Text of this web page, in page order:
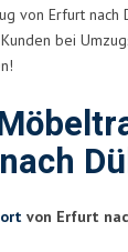
von Erfurt
bei
von Erfurt